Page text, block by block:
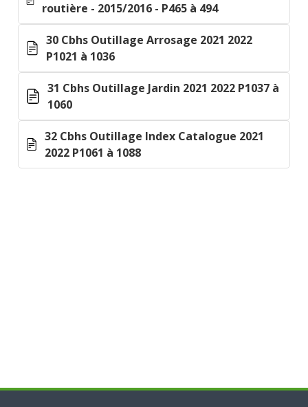
routière - 2015/2016 - P465 à 494
30 Cbhs Outillage Arrosage 2021 2022
P1021 à 1036
31 Cbhs Outillage Jardin 2021 2022 P1037 à
1060
32 Cbhs Outillage Index Catalogue 2021
2022 P1061 à 1088